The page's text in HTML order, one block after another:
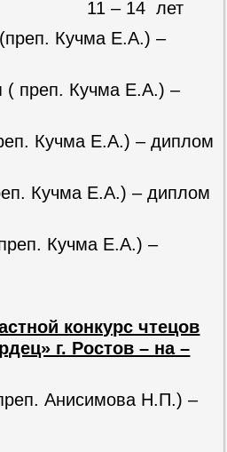
лет
Кучма Е.А.) –
( преп. Кучма Е.А.) –
Кучма Е.А.) – диплом
Кучма Е.А.) – диплом
Кучма Е.А.) –
конкурс чтецов
г. Ростов – на –
Анисимова Н.П.) –